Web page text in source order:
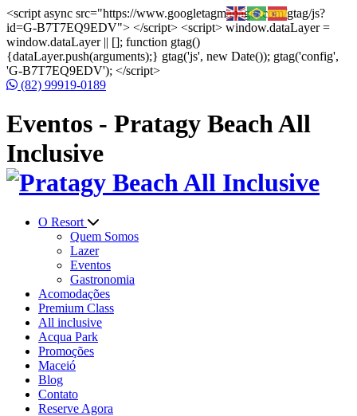
<script async src="https://www.googletagmanager.com/gtag/js?
id=G-B7T7EQ9EDV"> </script> <script> window.dataLayer =
window.dataLayer || []; function gtag()
{dataLayer.push(arguments);} gtag('js', new Date()); gtag('config',
'G-B7T7EQ9EDV'); </script>
(82) 99919-0189
Eventos - Pratagy Beach All
Inclusive
O Resort
Quem Somos
Lazer
Eventos
Gastronomia
Acomodações
Premium Class
All inclusive
Acqua Park
Promoções
Maceió
Blog
Contato
Reserve Agora